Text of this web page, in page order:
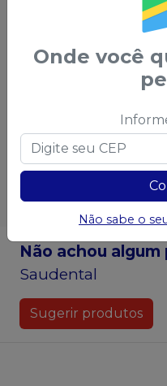
R$ 13,39 noPix
ouR$ 13,80nas
demais condições
Ver opções
Não achou algum
Saudental
Sugerir produtos
Onde você
Não sabe o